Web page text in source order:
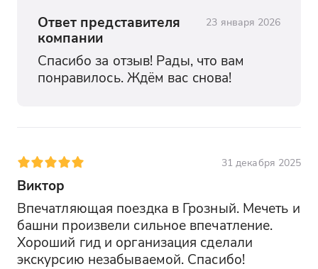
Ответ представителя
компании
23 января 2026
Спасибо за отзыв! Рады, что вам
понравилось. Ждём вас снова!
31 декабря 2025
Виктор
Впечатляющая поездка в Грозный. Мечеть и
башни произвели сильное впечатление.
Хороший гид и организация сделали
экскурсию незабываемой. Спасибо!